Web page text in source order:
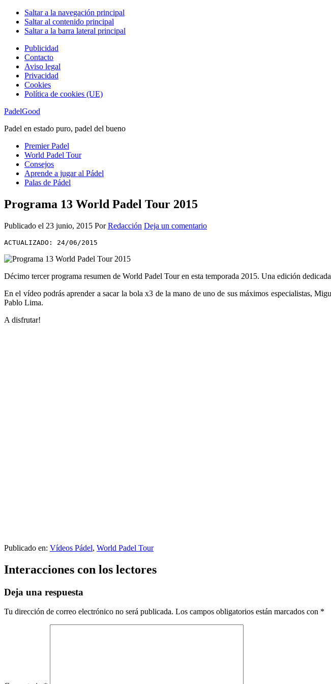
Saltar a la navegación principal
Saltar al contenido principal
Saltar a la barra lateral principal
Publicidad
Contacto
Aviso legal
Privacidad
Cookies
Política de cookies (UE)
PadelGood
Padel en estado puro, padel del bueno
Premier Padel
World Padel Tour
Consejos
Aprende a jugar al Pádel
Palas de Pádel
Programa 13 World Padel Tour 2015
Publicado el 23 junio, 2015 PorRedacción Deja un comentario
ACTUALIZADO: 24/06/2015
Décimo tercer programa resumen de World Padel Tour en esta temporada 2015. Una edición
En el vídeo podrás aprender a sacar la bola x3 de la mano de uno de sus máximos especialistas,
Pablo Lima.
A disfrutar!
Publicado en: Vídeos Pádel, World Padel Tour
Interacciones con los lectores
Deja una respuesta
Tu dirección de correo electrónico no será publicada. Los campos obligatorios están marcados con *